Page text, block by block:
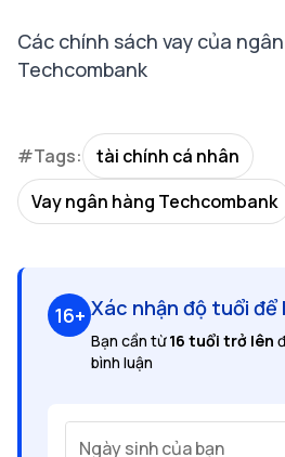
Các chính sách vay của
Techcombank
#Tags:
tài chính cá nhân
Vay ngân hàng Techcombank
16+ Xác nhận độ tuổi để
Bạn cần từ16 tuổi trở lên
bình luận
Ngày sinh của bạn